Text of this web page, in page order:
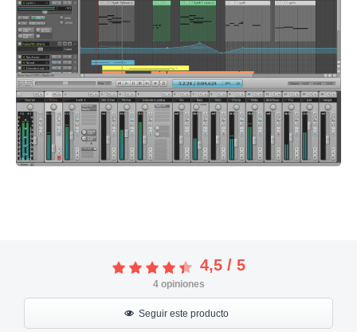
4,5/ 5
4opiniones
Seguir este producto